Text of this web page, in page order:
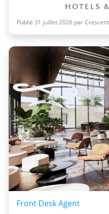
Publié 31 juillet 2026 par
Front Desk Agent